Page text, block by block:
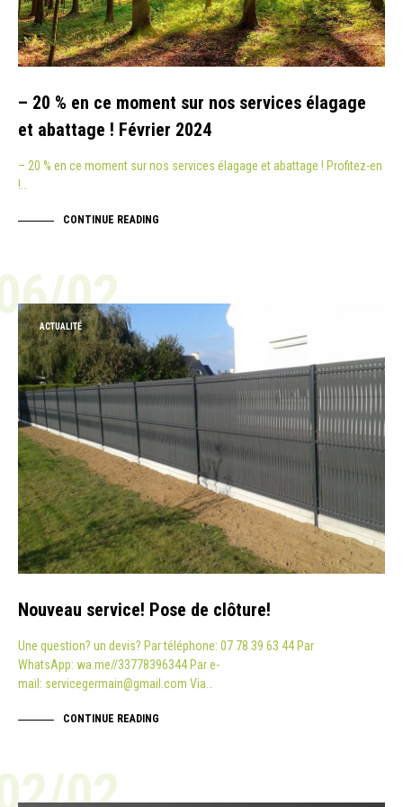
– 20 % en ce moment sur nos services élagage
et abattage ! Février 2024
– 20 % en ce moment sur nos services élagage et abattage ! Profitez-en
!…
CONTINUE READING
02
ACTUALITÉ
Nouveau service! Pose de clôture!
Une question? un devis? Par téléphone: 07 78 39 63 44 Par
WhatsApp: wa.me//33778396344 Par e-
mail: servicegermain@gmail.com Via…
CONTINUE READING
02